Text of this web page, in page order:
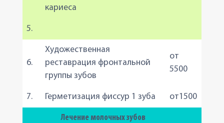
кариеса
5.
6.
Художественная
реставрация фронтальной
группы зубов
от
5500
7. Герметизация фиссур 1 зуба от1500
Лечение молочных зубов